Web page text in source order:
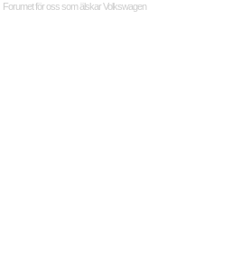
Forumet för oss som älskar Volkswagen